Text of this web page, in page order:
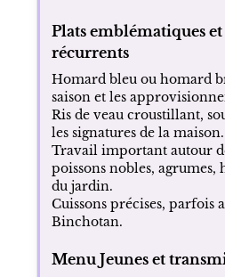
Plats emblématiques
récurrents
Homard bleu ou homard
saison et les
Ris de veau croustillant,
les signatures de la maison.
Travail important autour
poissons nobles, agrumes,
du jardin.
Cuissons précises, parfois
Binchotan.
Menu Jeunes et